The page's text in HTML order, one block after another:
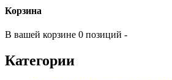
Корзина
В вашей корзине 0 позиций -
Категории